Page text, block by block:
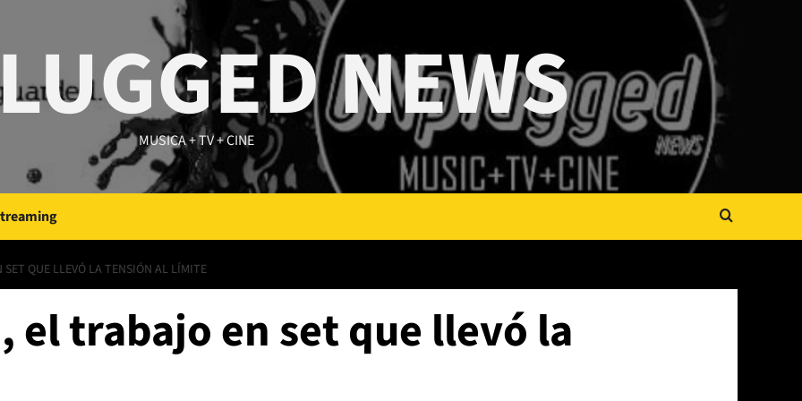
NEWS
MUSICA + TV + CINE
QUE LLEVÓ LA TENSIÓN AL LÍMITE
el trabajo en set que llevó la